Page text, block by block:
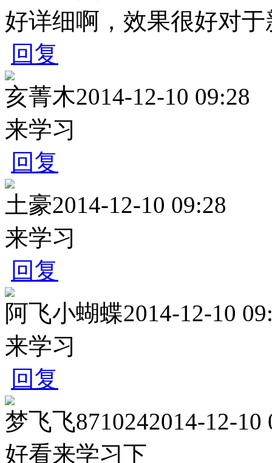
好详细啊，效果很好对
回复
亥菁木2014-12-10 09:28
来学习
回复
土豪2014-12-10 09:28
来学习
回复
阿飞小蝴蝶2014-12-10
来学习
回复
梦飞飞8710242014-12-10
好看来学习下